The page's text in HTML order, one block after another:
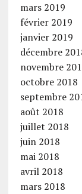
mars 2019
février 2019
janvier 2019
décembre
novembre
octobre 2018
septembre
août 2018
juillet 2018
juin 2018
mai 2018
avril 2018
mars 2018